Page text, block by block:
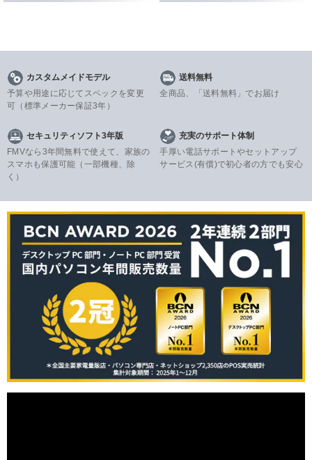
カスタムメイドモデル
予算や用途に応じてスペックを変更
可 （標準メーカー保証3年）
送料無料
全商品、「送料無料」でお届け
セキュリティソフト3年版
FMVなら3年間無料で使えて、家族の
スマホも保護可能（一部機種、除
く）
充実のサポート体制
手厚い電話サポートやセットアップ
サービス(有償)で初心者の方でも安心